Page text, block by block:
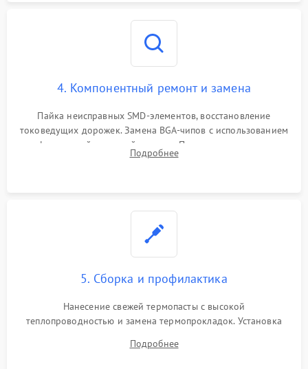
4. Компонентный ремонт и замена
Пайка неисправных SMD-элементов, восстановление
токоведущих дорожек. Замена BGA-чипов с использованием
инфракрасной паяльной станции. Прошивка микросхемы
BIOS или замена поврежденных портов USB
Подробнее
5. Сборка и профилактика
Нанесение свежей термопасты с высокой
теплопроводностью и замена термопрокладок. Установка
шлейфов, модулей памяти и накопителей. Предварительная
Подробнее